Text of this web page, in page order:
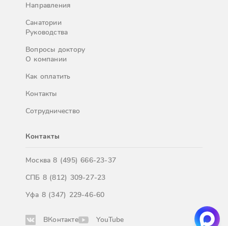
Направления
Санатории
Руководства
Вопросы доктору
О компании
Как оплатить
Контакты
Сотрудничество
Контакты
Москва8 (495) 666-23-37
СПБ 8 (812) 309-27-23
Уфа 8 (347) 229-46-60
ВКонтакте YouTube